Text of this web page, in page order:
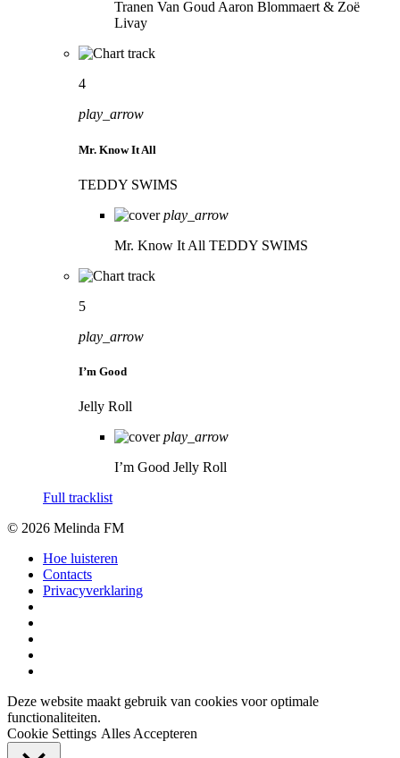
Tranen Van Goud Aaron Blommaert & Zoë
Livay
4
play_arrow
Mr. Know It All
TEDDY SWIMS
play_arrow
Mr. Know It All TEDDY SWIMS
5
play_arrow
I’m Good
Jelly Roll
play_arrow
I’m Good Jelly Roll
Full tracklist
© 2026 Melinda FM
Hoe luisteren
Contacts
Privacyverklaring
Deze website maakt gebruik van cookies voor optimale
functionaliteiten.
Cookie Settings Alles Accepteren